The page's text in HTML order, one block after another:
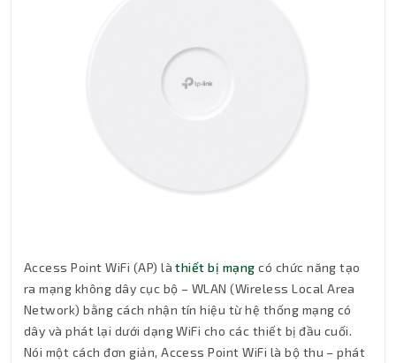
Access Point WiFi (AP) làthiết bị mạng có chức năng tạo
ra mạng không dây cục bộ – WLAN (Wireless Local Area
Network) bằng cách nhận tín hiệu từ hệ thống mạng có
dây và phát lại dưới dạng WiFi cho các thiết bị đầu cuối.
Nói một cách đơn giản, Access Point WiFi là bộ thu – phát